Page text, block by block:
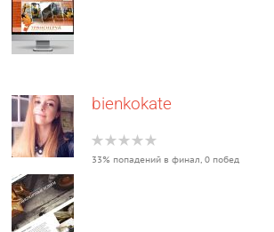
bienkokate
33% попадений в финал, 0 побед